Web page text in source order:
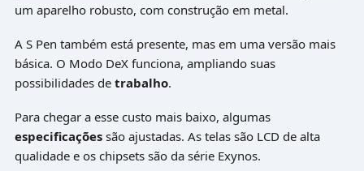
um aparelho robusto, com construção em metal.
A S Pen também está presente, mas em uma versão mais
básica. O Modo DeX funciona, ampliando suas
possibilidades de trabalho.
Para chegar a esse custo mais baixo, algumas
especificaçõessão ajustadas. As telas são LCD de alta
qualidade e os chipsets são da série Exynos.